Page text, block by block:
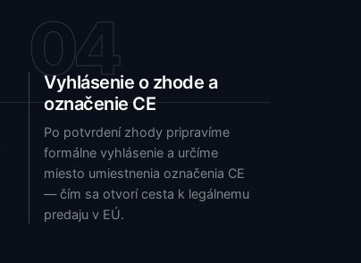
04
Vyhlásenie o zhode a
označenie CE
Po potvrdení zhody pripravíme
formálne vyhlásenie a určíme
miesto umiestnenia označenia CE
— čím sa otvorí cesta k legálnemu
predaju v EÚ.